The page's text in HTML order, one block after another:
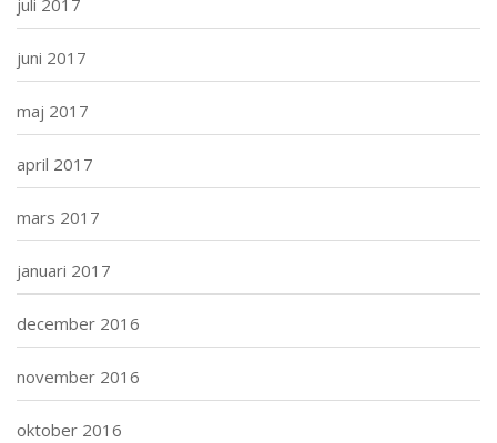
juli 2017
juni 2017
maj 2017
april 2017
mars 2017
januari 2017
december 2016
november 2016
oktober 2016